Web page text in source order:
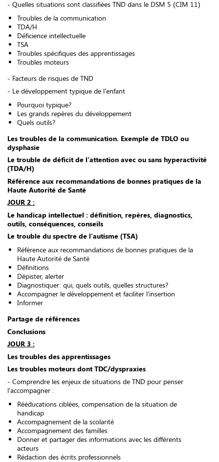
- Quelles situations sont classifiées TND dans le DSM 5 (CIM 11)
Troubles de la communication
TDA/H
Déficience intellectuelle
TSA
Troubles spécifiques des apprentissages
Troubles moteurs
- Facteurs de risques de TND
- Le développement typique de l'enfant
Pourquoi typique?
Les grands repères du développement
Quels outils?
Les troubles de la communication. Exemple de TDLO ou
dysphasie
Le trouble de déficit de l'attention avec ou sans hyperactivité
(TDA/H)
Référence aux recommandations de bonnes pratiques de la
Haute Autorité de Santé
JOUR 2 :
Le handicap intellectuel : définition, repères, diagnostics,
outils, conséquences, conseils
Le trouble du spectre de l'autisme (TSA)
Référence aux recommandations de bonnes pratiques de la
Haute Autorité de Santé
Définitions
Dépister, alerter
Diagnostiquer: qui, quels outils, quelles structures?
Accompagner le développement et faciliter l'insertion
Informer
Partage de références
Conclusions
JOUR 3 :
Les troubles des apprentissages
Les troubles moteurs dont TDC/dyspraxies
- Comprendre les enjeux de situations de TND pour penser
l'accompagner :
Rééducations ciblées, compensation de la situation de
handicap
Accompagnement de la scolarité
Accompagnement des familles
Donner et partager des informations avec les différents
acteurs
Rédaction des écrits professionnels